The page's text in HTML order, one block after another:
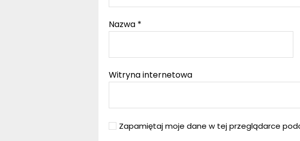
Nazwa *
Witryna internetowa
Zapamiętaj moje dane w tej przeglądarce